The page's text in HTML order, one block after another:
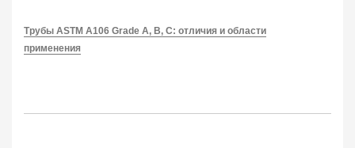
Трубы ASTM A106 Grade A, B, C: отличия и области
применения